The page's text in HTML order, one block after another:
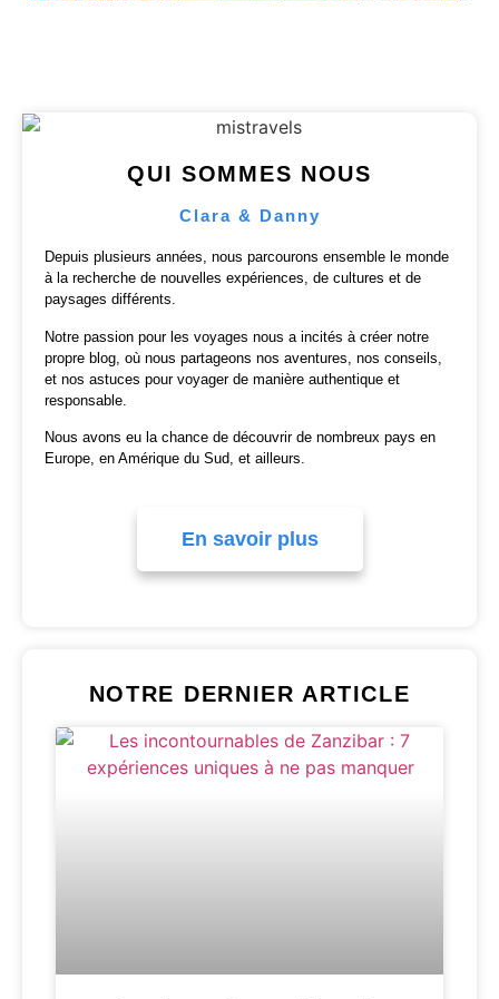
QUI SOMMES NOUS
Clara & Danny
Depuis plusieurs années, nous parcourons ensemble le monde
à la recherche de nouvelles expériences, de cultures et de
paysages différents.
Notre passion pour les voyages nous a incités à créer notre
propre blog, où nous partageons nos aventures, nos conseils,
et nos astuces pour voyager de manière authentique et
responsable.
Nous avons eu la chance de découvrir de nombreux pays en
Europe, en Amérique du Sud, et ailleurs.
En savoir plus
NOTRE DERNIER ARTICLE